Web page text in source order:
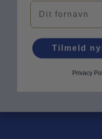
Navn
Tilmeld
Privacy